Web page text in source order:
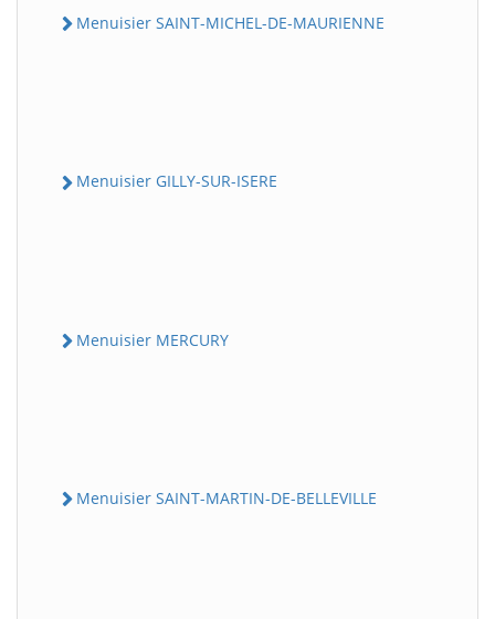
Menuisier SAINT-MICHEL-DE-MAURIENNE
Menuisier GILLY-SUR-ISERE
Menuisier MERCURY
Menuisier SAINT-MARTIN-DE-BELLEVILLE